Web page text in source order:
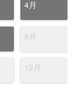
4月
8月
12月